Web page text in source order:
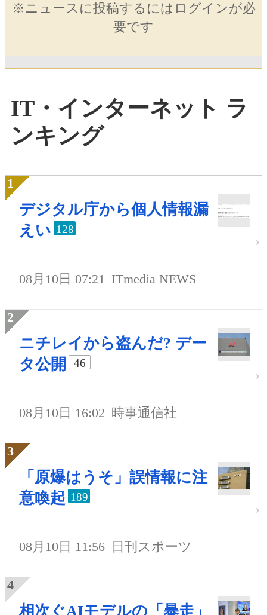
※ニュースに投稿するにはログインが必
要です
IT・インターネット ラ
ンキング
デジタル庁から個人情報漏
えい 128
08月10日 07:21 ITmedia NEWS
ニチレイから盗んだ? デー
タ公開
46
08月10日 16:02 時事通信社
「原爆はうそ」誤情報に注
意喚起 189
08月10日 11:56 日刊スポーツ
相次ぐAIモデルの「暴走」